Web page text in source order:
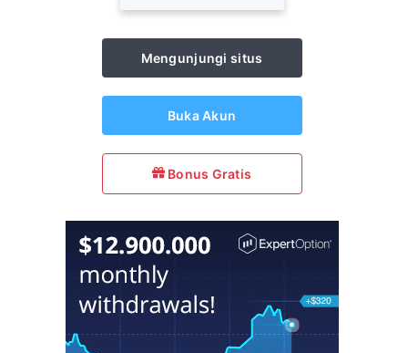
Mengunjungi situs
Buka Akun
Bonus Gratis